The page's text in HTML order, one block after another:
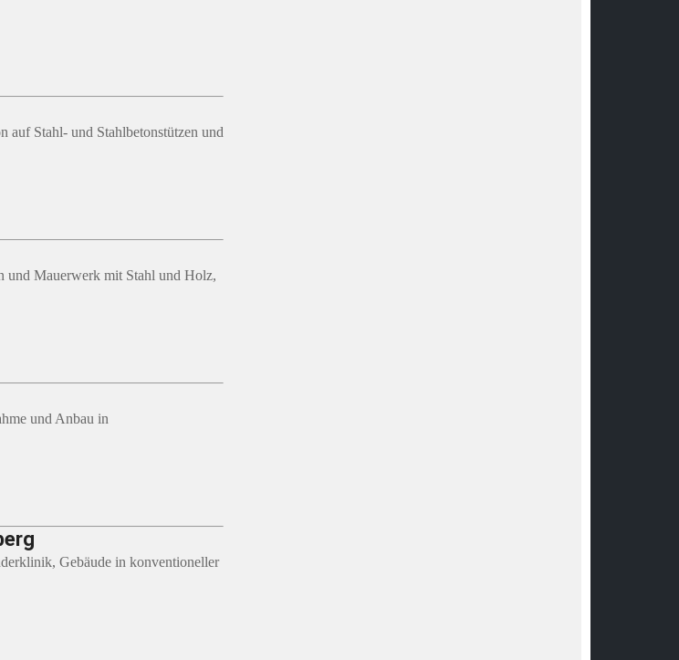
auf Stahl- und Stahlbetonstützen und
und Mauerwerk mit Stahl und Holz,
und Anbau in
Gebäude in konventioneller